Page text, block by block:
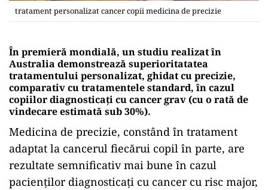
tratament personalizat cancer copii medicina de precizie
În premieră mondială, un studiu realizat în
Australia demonstrează superioritatatea
tratamentului personalizat, ghidat cu precizie,
comparativ cu tratamentele standard, în cazul
copiilor diagnosticați cu cancer grav (cu o rată de
vindecare estimată sub 30%).
Medicina de precizie, constând în tratament
adaptat la cancerul fiecărui copil în parte, are
rezultate semnificativ mai bune în cazul
pacienților diagnosticați cu cancer cu risc major,